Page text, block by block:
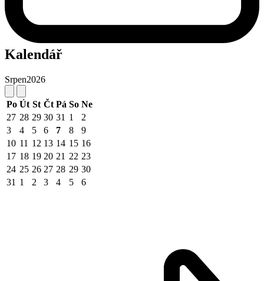
Kalendář
Srpen2026
Po Út St Čt Pá So Ne
27 28 29 30 31 1
2
3
4 5 6 7 8
9
10 11 12 13 14 15 16
17 18 19 20 21 22 23
24 25 26 27 28 29 30
31 1 2 3 4 5 6